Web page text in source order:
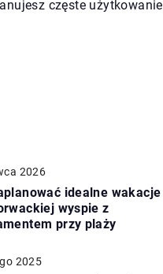
częste użytkowanie
2026
idealne wakacje
wyspie z
przy plaży
2025